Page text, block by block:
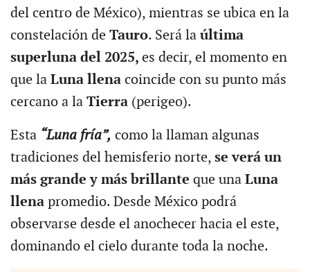
del centro de México), mientras se ubica en la
constelación de Tauro. Será la última
superluna del 2025, es decir, el momento en
que la Luna llenacoincide con su punto más
cercano a la Tierra (perigeo).
Esta “Luna fría”, como la llaman algunas
tradiciones del hemisferio norte, se verá un
más grande y más brillante que unaLuna
llenapromedio. Desde México podrá
observarse desde el anochecer hacia el este,
dominando el cielo durante toda la noche.